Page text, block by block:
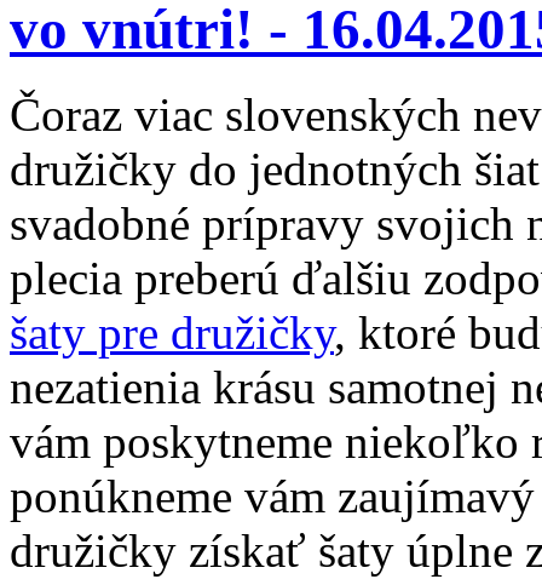
vo vnútri! -
Čoraz viac slovenských
družičky do jednotných
svadobné prípravy svojich
plecia preberú ďalšiu
šaty pre družičky, ktoré
nezatienia krásu samotnej
vám poskytneme niekoľko
ponúkneme vám
družičky získať šaty úplne